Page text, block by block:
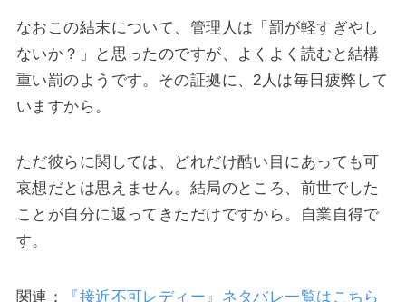
なおこの結末について、管理人は「罰が軽すぎやし
ないか？」と思ったのですが、よくよく読むと結構
重い罰のようです。その証拠に、2人は毎日疲弊して
いますから。
ただ彼らに関しては、どれだけ酷い目にあっても可
哀想だとは思えません。結局のところ、前世でした
ことが自分に返ってきただけですから。自業自得で
す。
関連： 『接近不可レディー』ネタバレ一覧はこちら